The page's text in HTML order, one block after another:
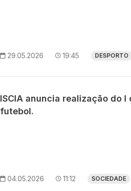
29.05.2026 19:45 DESPORTO
ISCIA anuncia realização do
futebol.
04.05.2026 11:12 SOCIEDADE